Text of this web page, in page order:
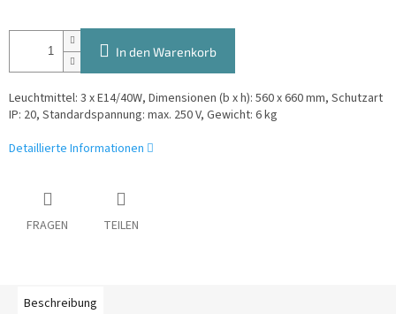
In den Warenkorb
Leuchtmittel: 3 x E14/40W, Dimensionen (b x h): 560 x 660 mm, Schutzart
IP: 20, Standardspannung: max. 250 V, Gewicht: 6 kg
Detaillierte Informationen
FRAGEN TEILEN
Beschreibung